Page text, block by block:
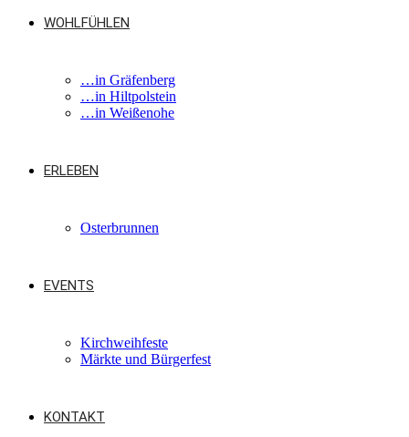
WOHLFÜHLEN
…in Gräfenberg
…in Hiltpolstein
…in Weißenohe
ERLEBEN
Osterbrunnen
EVENTS
Kirchweihfeste
Märkte und Bürgerfest
KONTAKT